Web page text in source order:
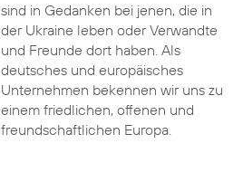
sind in Gedanken bei jenen, die in
der Ukraine leben oder Verwandte
und Freunde dort haben. Als
deutsches und europäisches
Unternehmen bekennen wir uns zu
einem friedlichen, offenen und
freundschaftlichen Europa.